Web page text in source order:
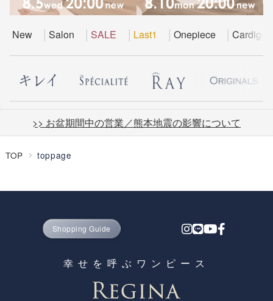
New Salon SALE Last1 Onepiece Cardigan
>> お盆期間中の営業／熊本地震の影響について
TOP toppage
Shopping Guide
幸せを呼ぶワンピース